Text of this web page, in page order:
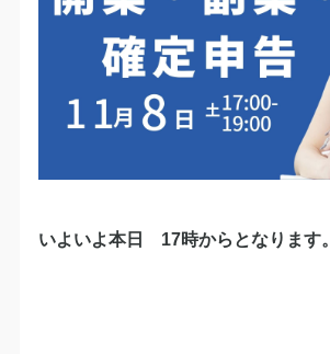
いよいよ本日 17時からとなります。